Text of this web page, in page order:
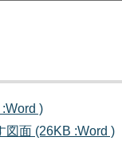
)
図面 (26KB :Word )